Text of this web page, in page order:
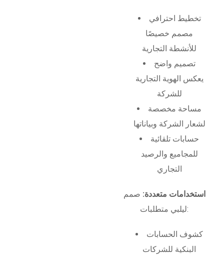
تخطيط احترافي
مصمم خصيصًا
للأنشطة التجارية
تصميم واضح
يعكس الهوية التجارية
للشركة
مساحة مخصصة
لشعار الشركة وبياناتها
حسابات تلقائية
للمجاميع والرصيد
التجاري
استخدامات متعددة: صمم
ليلبي متطلبات:
كشوف الحسابات
البنكية للشركات